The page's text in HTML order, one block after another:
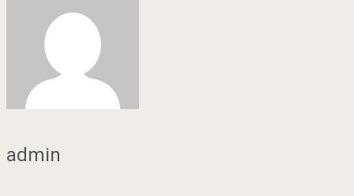
admin